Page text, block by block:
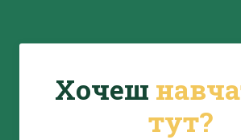
Хочеш
тут?